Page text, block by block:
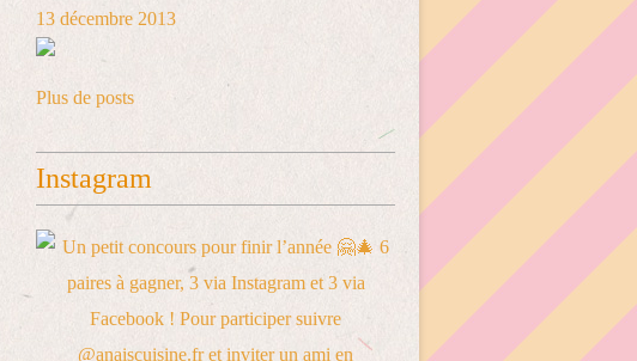
13 décembre 2013
Plus de posts
Instagram